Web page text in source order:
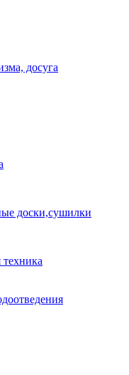
досуга
доски,сушилки